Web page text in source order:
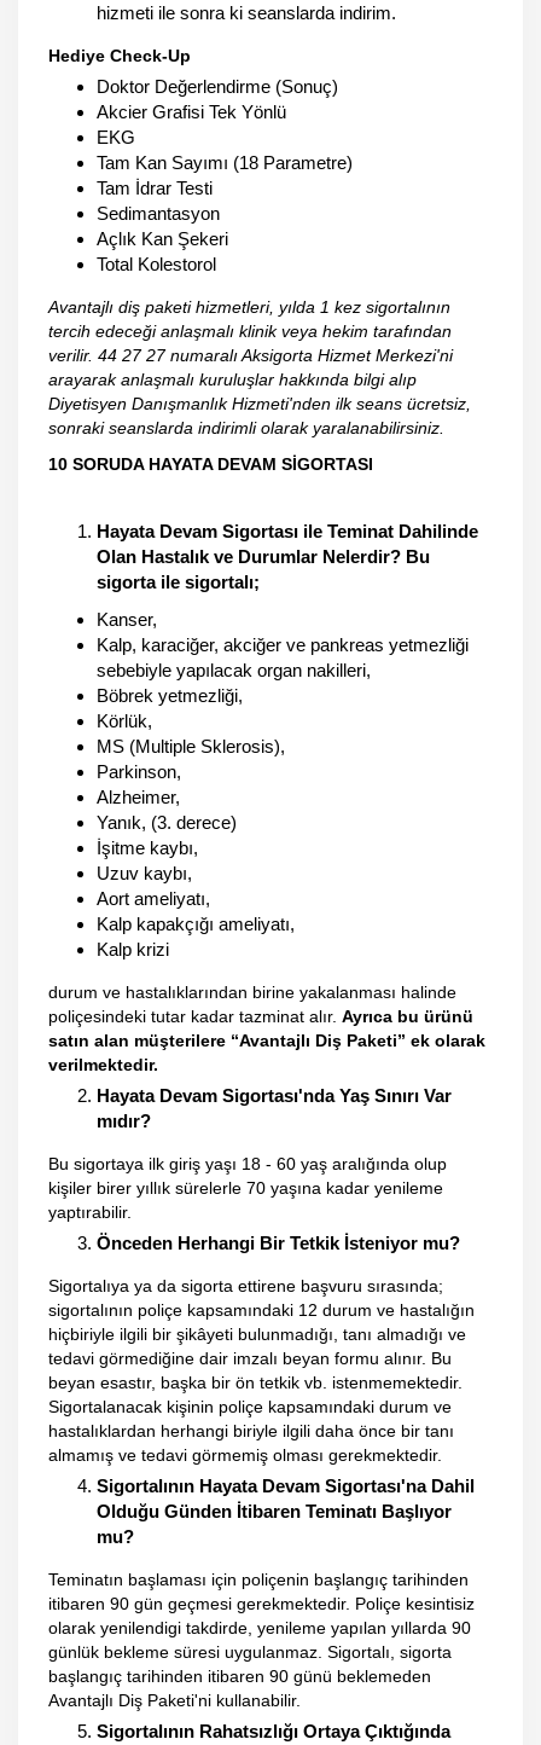
hizmeti ile sonra ki seanslarda indirim.
Hediye Check-Up
Doktor Değerlendirme (Sonuç)
Akcier Grafisi Tek Yönlü
EKG
Tam Kan Sayımı (18 Parametre)
Tam İdrar Testi
Sedimantasyon
Açlık Kan Şekeri
Total Kolestorol
Avantajlı diş paketi hizmetleri, yılda 1 kez sigortalının
tercih edeceği anlaşmalı klinik veya hekim tarafından
verilir. 44 27 27 numaralı Aksigorta Hizmet Merkezi'ni
arayarak anlaşmalı kuruluşlar hakkında bilgi alıp
Diyetisyen Danışmanlık Hizmeti'nden ilk seans ücretsiz,
sonraki seanslarda indirimli olarak yaralanabilirsiniz.
10 SORUDA HAYATA DEVAM SİGORTASI
Hayata Devam Sigortası ile Teminat Dahilinde
Olan Hastalık ve Durumlar Nelerdir? Bu
sigorta ile sigortalı;
Kanser,
Kalp, karaciğer, akciğer ve pankreas yetmezliği
sebebiyle yapılacak organ nakilleri,
Böbrek yetmezliği,
Körlük,
MS (Multiple Sklerosis),
Parkinson,
Alzheimer,
Yanık, (3. derece)
İşitme kaybı,
Uzuv kaybı,
Aort ameliyatı,
Kalp kapakçığı ameliyatı,
Kalp krizi
durum ve hastalıklarından birine yakalanması halinde
poliçesindeki tutar kadar tazminat alır. Ayrıca bu ürünü
satın alan müşterilere “Avantajlı Diş Paketi” ek olarak
verilmektedir.
Hayata Devam Sigortası'nda Yaş Sınırı Var
mıdır?
Bu sigortaya ilk giriş yaşı 18 - 60 yaş aralığında olup
kişiler birer yıllık sürelerle 70 yaşına kadar yenileme
yaptırabilir.
Önceden Herhangi Bir Tetkik İsteniyor mu?
Sigortalıya ya da sigorta ettirene başvuru sırasında;
sigortalının poliçe kapsamındaki 12 durum ve hastalığın
hiçbiriyle ilgili bir şikâyeti bulunmadığı, tanı almadığı ve
tedavi görmediğine dair imzalı beyan formu alınır. Bu
beyan esastır, başka bir ön tetkik vb. istenmemektedir.
Sigortalanacak kişinin poliçe kapsamındaki durum ve
hastalıklardan herhangi biriyle ilgili daha önce bir tanı
almamış ve tedavi görmemiş olması gerekmektedir.
Sigortalının Hayata Devam Sigortası'na Dahil
Olduğu Günden İtibaren Teminatı Başlıyor
mu?
Teminatın başlaması için poliçenin başlangıç tarihinden
itibaren 90 gün geçmesi gerekmektedir. Poliçe kesintisiz
olarak yenilendigi takdirde, yenileme yapılan yıllarda 90
günlük bekleme süresi uygulanmaz. Sigortalı, sigorta
başlangıç tarihinden itibaren 90 günü beklemeden
Avantajlı Diş Paketi'ni kullanabilir.
Sigortalının Rahatsızlığı Ortaya Çıktığında